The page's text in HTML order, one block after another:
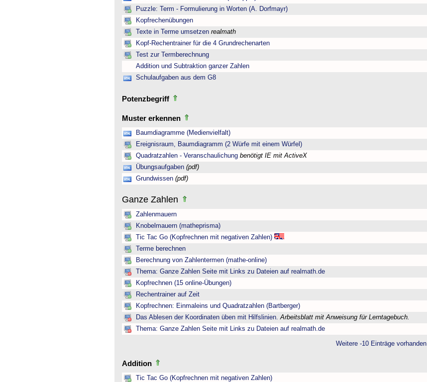
Puzzle: Term - Formulierung in Worten (A. Dorfmayr)
Kopfrechenübungen
Texte in Terme umsetzen realmath
Kopf-Rechentrainer für die 4 Grundrechenarten
Test zur Termberechnung
Addition und Subtraktion ganzer Zahlen
Schulaufgaben aus dem G8
Potenzbegriff
Muster erkennen
Baumdiagramme (Medienvielfalt)
Ereignisraum, Baumdiagramm (2 Würfe mit einem Würfel)
Quadratzahlen - Veranschaulichung benötigt IE mit ActiveX
Übungsaufgaben (pdf)
Grundwissen (pdf)
Ganze Zahlen
Zahlenmauern
Knobelmauern (matheprisma)
Tic Tac Go (Kopfrechnen mit negativen Zahlen)
Terme berechnen
Berechnung von Zahlentermen (mathe-online)
Thema: Ganze Zahlen Seite mit Links zu Dateien auf realmath.de
Kopfrechnen (15 online-Übungen)
Rechentrainer auf Zeit
Kopfrechnen: Einmaleins und Quadratzahlen (Bartberger)
Das Ablesen der Koordinaten üben mit Hilfslinien. Arbeitsblatt mit Anweisung für Lerntagebuch.
Thema: Ganze Zahlen Seite mit Links zu Dateien auf realmath.de
Weitere -10 Einträge vorhanden
Addition
Tic Tac Go (Kopfrechnen mit negativen Zahlen)